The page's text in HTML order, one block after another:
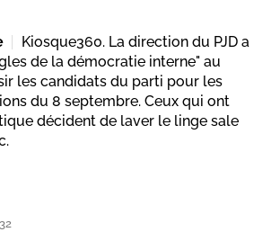
Kiosque360. La direction du PJD a
de la démocratie interne" au
les candidats du parti pour les
du 8 septembre. Ceux qui ont
décident de laver le linge sale